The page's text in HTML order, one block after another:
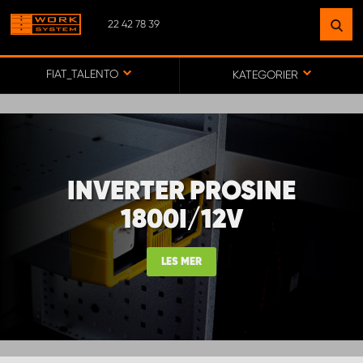
22 42 78 39
FIAT_TALENTO KATEGORIER
INVERTER PROSINE
1800I/12V
LES MER
NÆR DEG
GÅ TIL KARTET
MONTERING BÆRUM
MONTERING FREDRIKSTAD
WORK SYSTEM ALTA